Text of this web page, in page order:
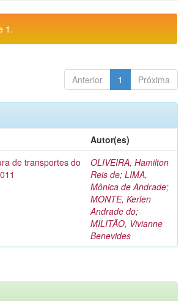
1.
Anterior 1 Próxima
Autor(es)
de transportes do
OLIVEIRA, Hamilton
Reis de; LIMA,
Mônica de Andrade;
MONTE, Kerlen
Andrade do;
MILITÃO, Vivianne
Benevides